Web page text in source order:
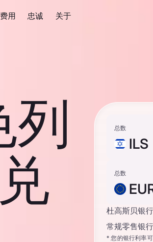
费用 忠诚 关于
列
总数
ILS
总数
杜高斯贝银
常规零售银
* 您的银行利率